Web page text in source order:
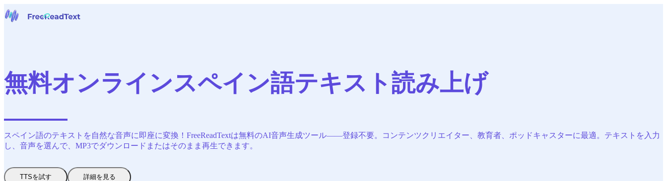
ニュース
料金
お問い合わせ
無料オンラインスペイン語テキスト読み上げ
スペイン語のテキストを自然な音声に即座に変換！FreeReadTextは無料のAI音声生成ツール——登録不要。コンテンツクリエイター、教育者、ポッドキャスターに最適。テキストを入力
し、音声を選んで、MP3でダウンロードまたはそのまま再生できます。
TTSを試す 詳細を見る